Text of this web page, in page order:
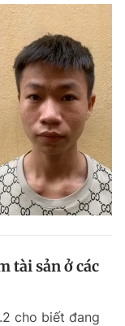
tài sản ở các
cho biết đang